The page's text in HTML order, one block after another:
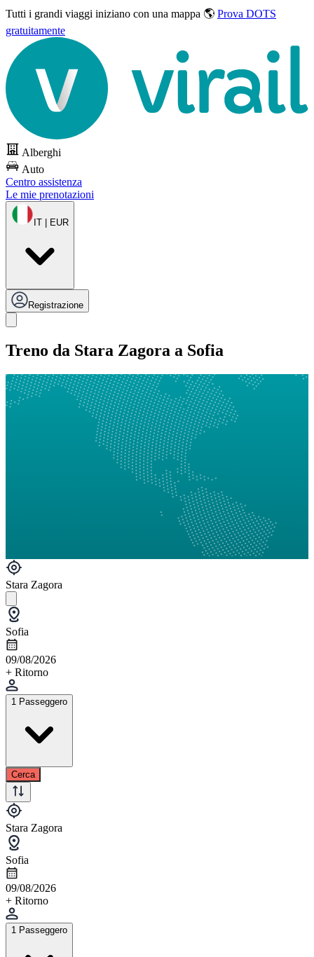
Tutti i grandi viaggi iniziano con una mappa 🌎 Prova DOTS
gratuitamente
Alberghi
Auto
Centro assistenza
Le mie prenotazioni
IT | EUR
Registrazione
Treno da Stara Zagora a Sofia
Stara Zagora
Sofia
09/08/2026
+ Ritorno
1 Passeggero
Cerca
Stara Zagora
Sofia
09/08/2026
+ Ritorno
1 Passeggero